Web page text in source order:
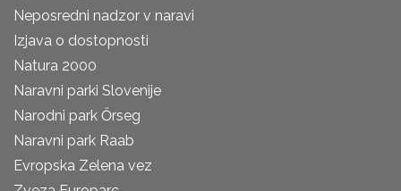
Neposredni nadzor v naravi
Izjava o dostopnosti
Natura 2000
Naravni parki Slovenije
Narodni park Őrseg
Naravni park Raab
Evropska Zelena vez